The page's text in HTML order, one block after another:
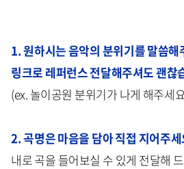
1. 원하시는 음악의 분위기를 말씀
링크로 레퍼런스 전달해주셔도 괜찮
(ex. 놀이공원 분위기가 나게 해주세
2. 곡명은 마음을 담아 직접 지어주
내로 곡을 들어보실 수 있게 전달해